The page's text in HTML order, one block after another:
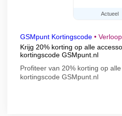
Actueel
GSMpunt Kortingscode •
Krijg 20% ​​korting op alle
kortingscode GSMpunt.nl
Profiteer van 20% korting op
kortingscode GSMpunt.nl